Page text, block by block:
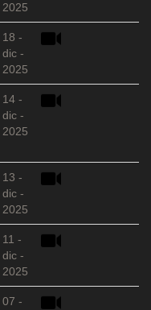
2025
18 -
dic -
2025
14 -
dic -
2025
13 -
dic -
2025
11 -
dic -
2025
07 -